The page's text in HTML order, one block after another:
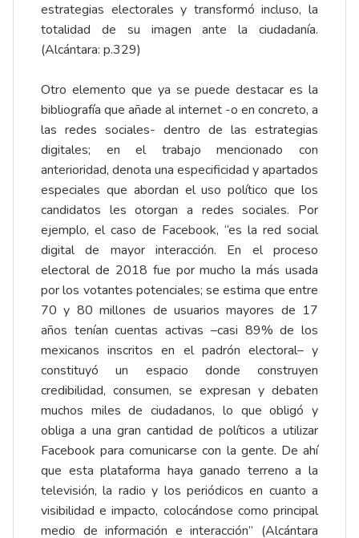
estrategias electorales y transformó incluso, la
totalidad de su imagen ante la ciudadanía.
(Alcántara: p.329)
Otro elemento que ya se puede destacar es la
bibliografía que añade al internet -o en concreto, a
las redes sociales- dentro de las estrategias
digitales; en el trabajo mencionado con
anterioridad, denota una especificidad y apartados
especiales que abordan el uso político que los
candidatos les otorgan a redes sociales. Por
ejemplo, el caso de Facebook, “es la red social
digital de mayor interacción. En el proceso
electoral de 2018 fue por mucho la más usada
por los votantes potenciales; se estima que entre
70 y 80 millones de usuarios mayores de 17
años tenían cuentas activas –casi 89% de los
mexicanos inscritos en el padrón electoral– y
constituyó un espacio donde construyen
credibilidad, consumen, se expresan y debaten
muchos miles de ciudadanos, lo que obligó y
obliga a una gran cantidad de políticos a utilizar
Facebook para comunicarse con la gente. De ahí
que esta plataforma haya ganado terreno a la
televisión, la radio y los periódicos en cuanto a
visibilidad e impacto, colocándose como principal
medio de información e interacción” (Alcántara